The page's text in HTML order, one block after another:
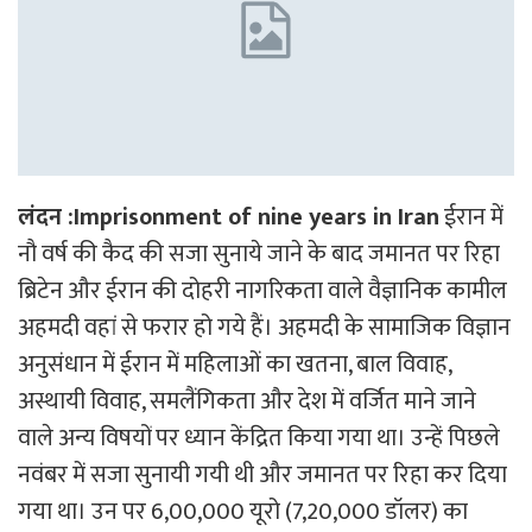
लंदन :Imprisonment of nine years in Iranईरान में
नौ वर्ष की कैद की सजा सुनाये जाने के बाद जमानत पर रिहा
ब्रिटेन और ईरान की दोहरी नागरिकता वाले वैज्ञानिक कामील
अहमदी वहां से फरार हो गये हैं। अहमदी के सामाजिक विज्ञान
अनुसंधान में ईरान में महिलाओं का खतना, बाल विवाह,
अस्थायी विवाह, समलैंगिकता और देश में वर्जित माने जाने
वाले अन्य विषयों पर ध्यान केंद्रित किया गया था। उन्हें पिछले
नवंबर में सजा सुनायी गयी थी और जमानत पर रिहा कर दिया
गया था। उन पर 6,00,000 यूरो (7,20,000 डॉलर) का